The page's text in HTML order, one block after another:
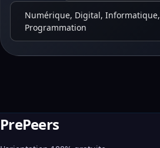
Numérique, Digital, Informatique,
Programmation
PrePeers